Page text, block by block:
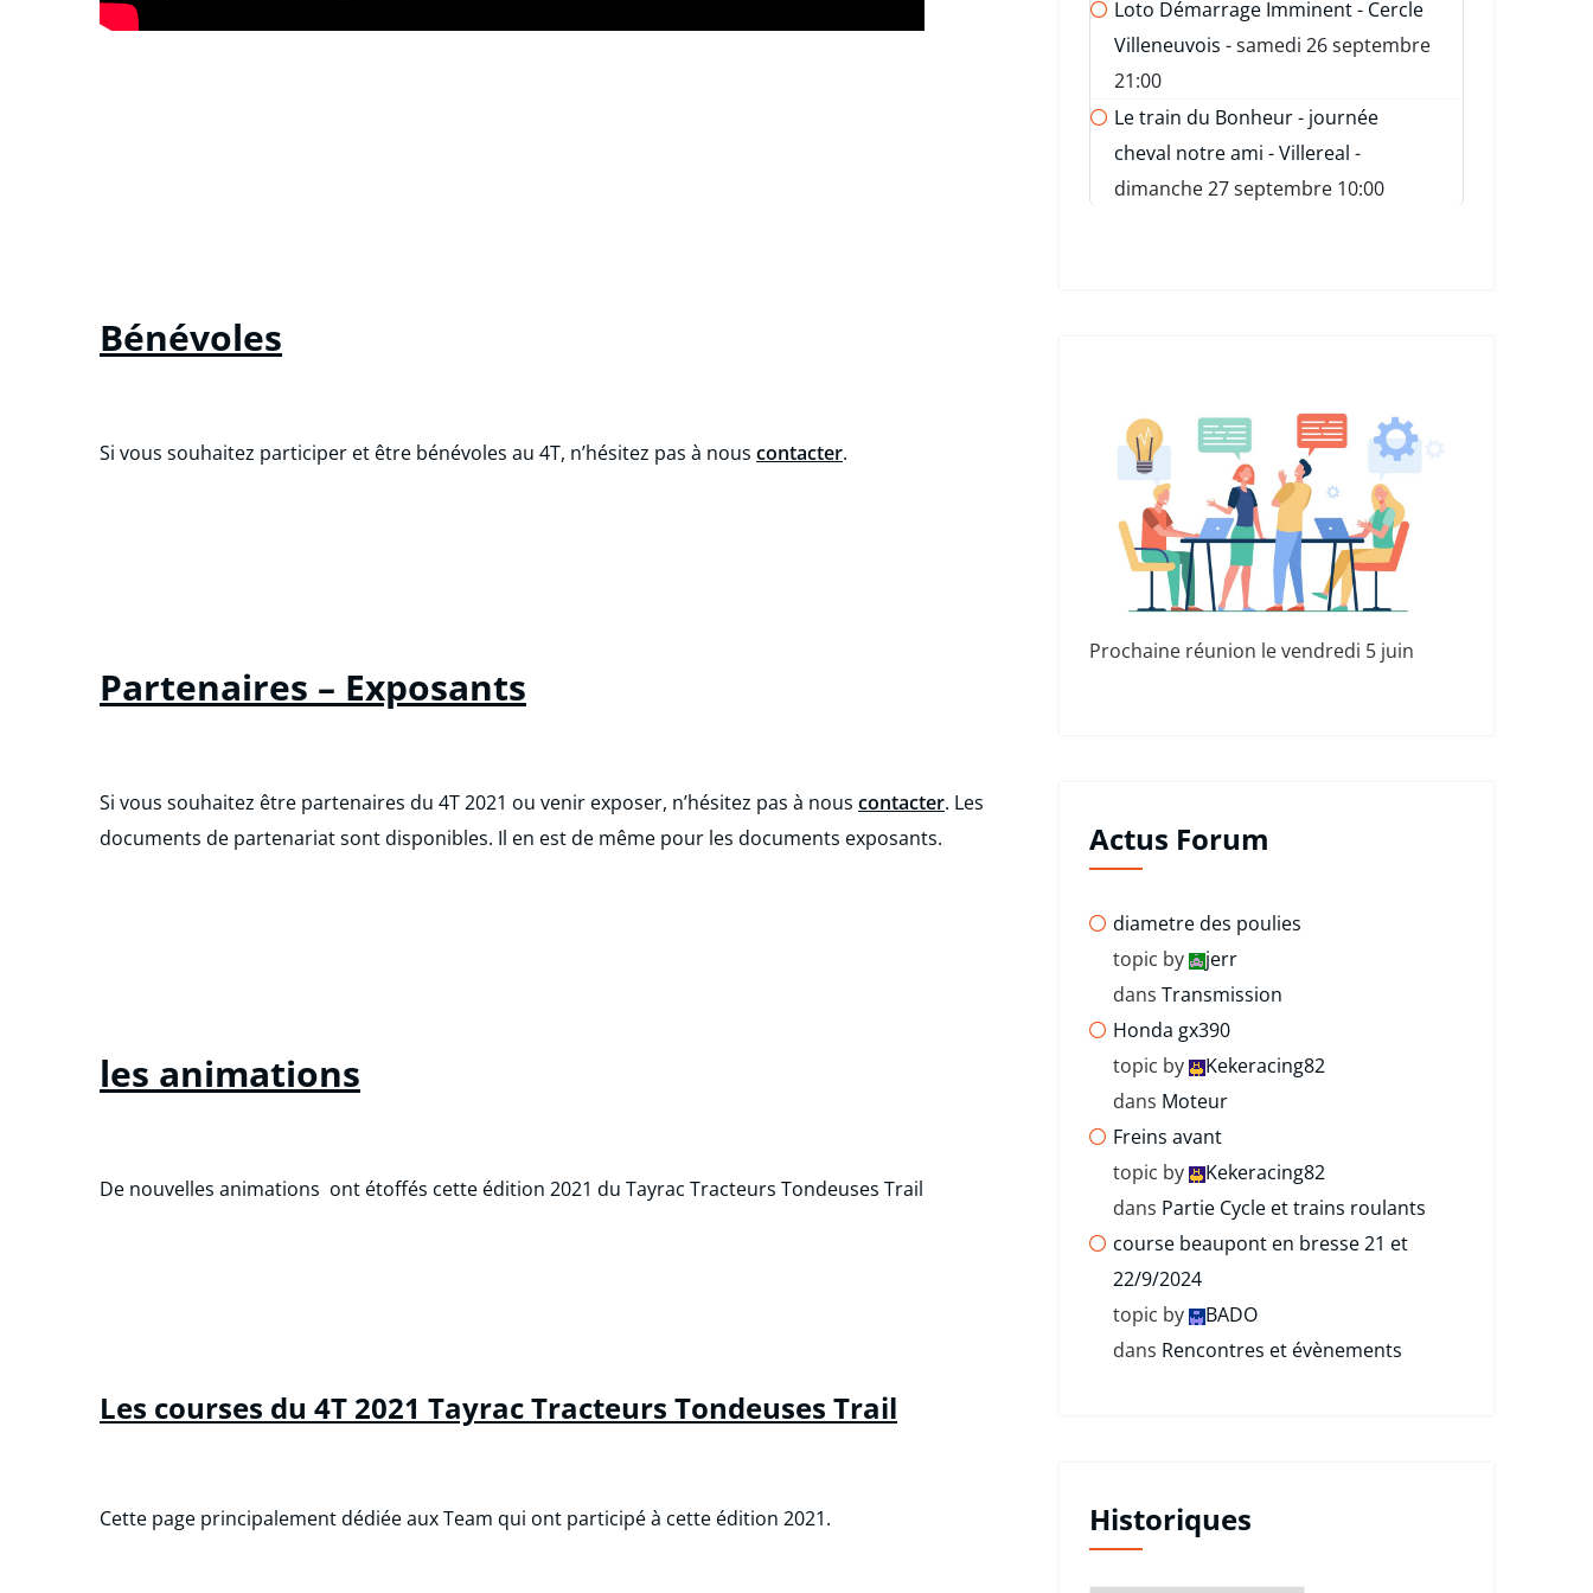
Bénévoles
Si vous souhaitez participer et être bénévoles au 4T, n’hésitez pas à nous contacter.
Partenaires – Exposants
Si vous souhaitez être partenaires du 4T 2021 ou venir exposer, n’hésitez pas à nous contacter. Les
documents de partenariat sont disponibles. Il en est de même pour les documents exposants.
les animations
De nouvelles animations ont étoffés cette édition 2021 du Tayrac Tracteurs Tondeuses Trail
Les courses du 4T 2021 Tayrac Tracteurs Tondeuses Trail
Cette page principalement dédiée aux Team qui ont participé à cette édition 2021.
Loto Démarrage Imminent - Cercle
Villeneuvois - samedi 26 septembre
21:00
Le train du Bonheur - journée
cheval notre ami - Villereal -
dimanche 27 septembre 10:00
Prochaine réunion le vendredi 5 juin
Actus Forum
diametre des poulies
topic by
jerr
dans Transmission
Honda gx390
topic by
Kekeracing82
dans Moteur
Freins avant
topic by
Kekeracing82
dans Partie Cycle et trains roulants
course beaupont en bresse 21 et
22/9/2024
topic by
BADO
dans Rencontres et évènements
Historiques